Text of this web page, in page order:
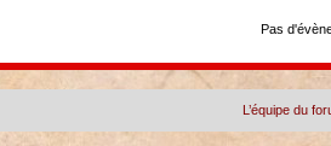
Pas
L’équipe du